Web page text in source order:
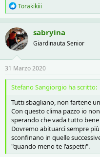
R
e
a
c
t
i
o
n
s
:
Torakikiii
sabryina
Giardinauta Senior
31 Marzo 2020
Stefano Sangiorgio ha scritto:
Tutti sbagliano, non fartene
Con questo clima pazzo io
sperando che vada tutto
Dovremo abituarci sempre
sconfinano in quelle
"quando meno te l'aspetti".